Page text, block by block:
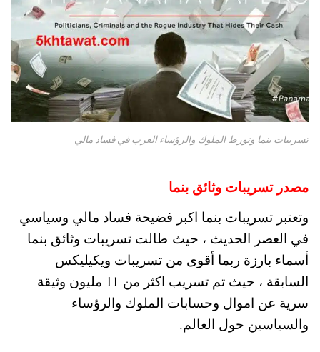
تسريبات بنما وتورط الملوك والرؤساء العرب في فساد مالي
مصدر تسريبات وثائق بنما
وتعتبر تسريبات بنما اكبر فضيحة فساد مالي وسياسي
في العصر الحديث ، حيث طالت تسريبات وثائق بنما
أسماء بارزة ربما أقوى من تسريبات ويكيليكس
السابقة ، حيث تم تسريب اكثر من 11 مليون وثيقة
سرية عن اموال وحسابات الملوك والرؤساء
والسياسين حول العالم.